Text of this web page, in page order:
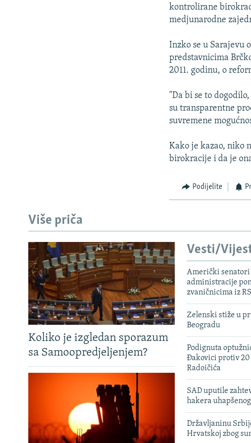
kontrolirane
medjunarodne
Inzko se u Sarajevu
predstavnicima
2011. godinu, o
"Da bi se to
su transparentne
suvremene
Kako je kazao, niko
birokracije i da je
Podijelite
Više priča
Koliko je izgledan sporazum
sa Samoopredjeljenjem?
Vesti/
Američki senatori
administracije
zvaničnicima iz RS
Zelenski stiže u
Beogradu
Podignuta
Đakovici protiv 20
Radoičića
SAD uputile
hakera
Državljaninu
Hrvatskoj zbog